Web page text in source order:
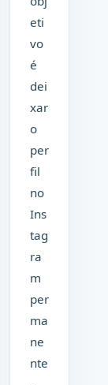
eti
vo
é
dei
xar
o
per
fil
no
Ins
tag
ra
m
per
ma
ne
nte